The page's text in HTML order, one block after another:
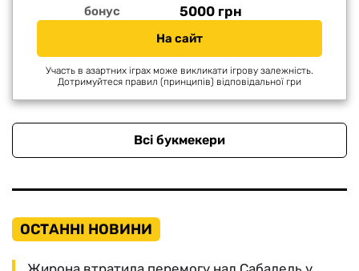
бонус 5000 грн
На сайт
Участь в азартних іграх може викликати ігрову залежність.
Дотримуйтеся правил (принципів) відповідальної гри
Всі букмекери
ОСТАННІ НОВИНИ